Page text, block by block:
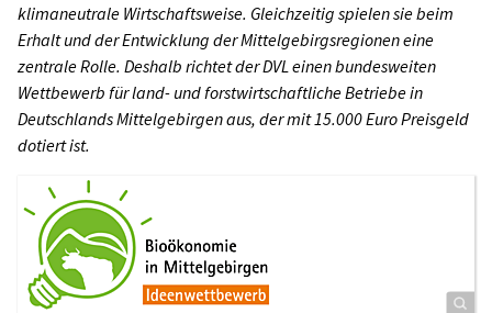
klimaneutrale Wirtschaftsweise. Gleichzeitig spielen sie beim
Erhalt und der Entwicklung der Mittelgebirgsregionen eine
zentrale Rolle. Deshalb richtet der DVL einen bundesweiten
Wettbewerb für land- und forstwirtschaftliche Betriebe in
Deutschlands Mittelgebirgen aus, der mit 15.000 Euro Preisgeld
dotiert ist.